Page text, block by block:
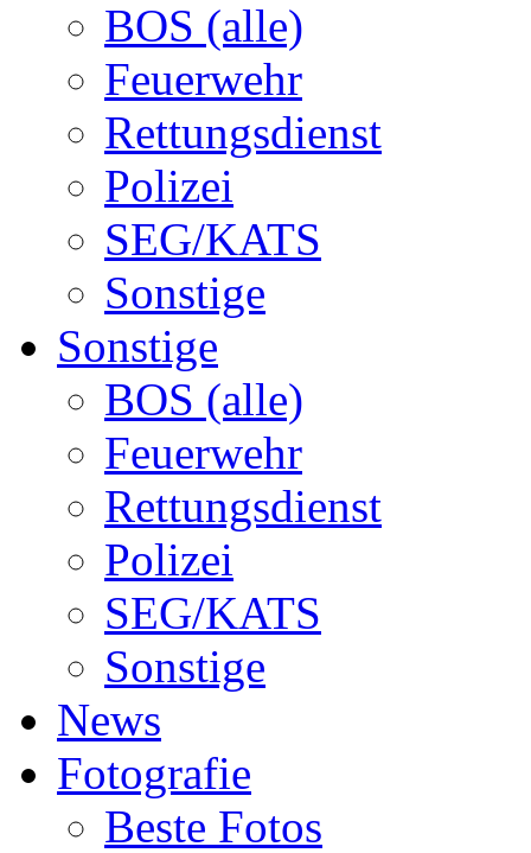
BOS (alle)
Feuerwehr
Rettungsdienst
Polizei
SEG/KATS
Sonstige
Sonstige
BOS (alle)
Feuerwehr
Rettungsdienst
Polizei
SEG/KATS
Sonstige
News
Fotografie
Beste Fotos